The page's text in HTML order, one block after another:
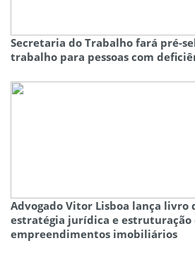
Secretaria do Trabalho fará pré-
trabalho para pessoas com
Advogado Vitor Lisboa lança livro
estratégia jurídica e estruturação
empreendimentos imobiliários